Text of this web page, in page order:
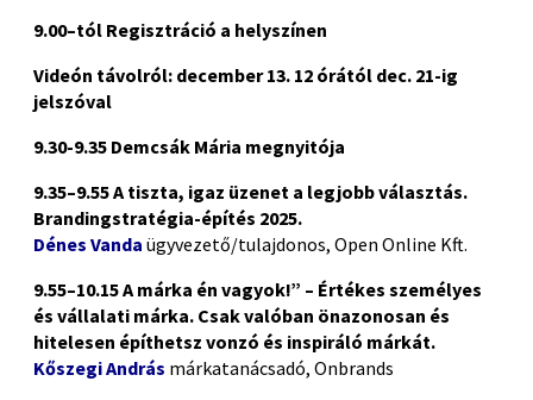
9.00–tól Regisztráció a helyszínen
Videón távolról: december 13. 12 órától dec. 21-ig
jelszóval
9.30-9.35 Demcsák Mária megnyitója
9.35–9.55 A tiszta, igaz üzenet a legjobb választás.
Brandingstratégia-építés 2025.
Dénes Vanda ügyvezető/tulajdonos, Open Online Kft.
9.55–10.15 A márka én vagyok!” – Értékes személyes
és vállalati márka. Csak valóban önazonosan és
hitelesen építhetsz vonzó és inspiráló márkát.
Kőszegi András márkatanácsadó, Onbrands